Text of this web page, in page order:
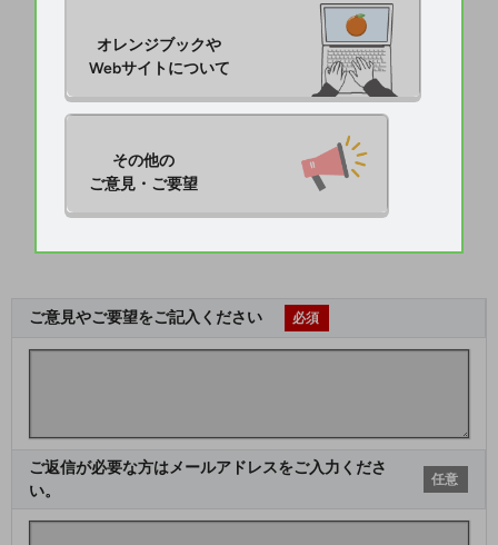
オレンジブックや
Webサイトについて
その他の
ご意見・ご要望
ご意見やご要望をご記入ください 必須
ご返信が必要な方はメールアドレスをご入力くださ
い。
任意